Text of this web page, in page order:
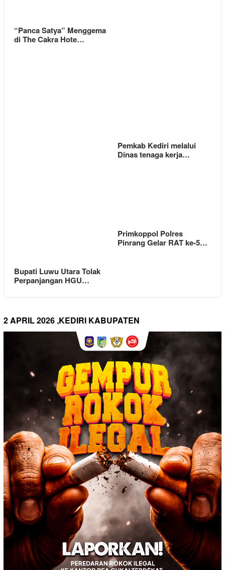
“Panca Satya” Menggema
di The Cakra Hote…
Pemkab Kediri melalui
Dinas tenaga kerja…
Bupati Luwu Utara Tolak
Perpanjangan HGU…
Primkoppol Polres
Pinrang Gelar RAT ke-5…
2 APRIL 2026 ,KEDIRI KABUPATEN